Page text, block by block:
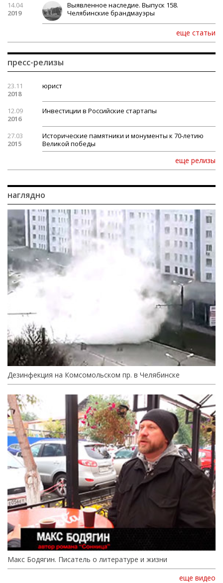
14.04
2019
Выявленное наследие. Выпуск 158.
Челябинские брандмауэры
еще статьи
пресс-релизы
23.11
2018
юрист
12.09
2016
Инвестиции в Российские стартапы
27.03
2015
Исторические памятники и монументы к 70-летию
Великой победы
еще релизы
наглядно
Дезинфекция на Комсомольском пр. в Челябинске
Макс Бодягин. Писатель о литературе и жизни
еще видео